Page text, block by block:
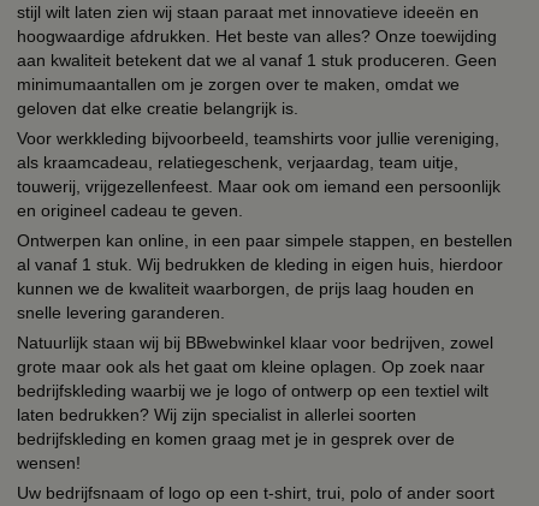
stijl wilt laten zien wij staan paraat met innovatieve ideeën en
hoogwaardige afdrukken. Het beste van alles? Onze toewijding
aan kwaliteit betekent dat we al vanaf 1 stuk produceren. Geen
minimumaantallen om je zorgen over te maken, omdat we
geloven dat elke creatie belangrijk is.
Voor werkkleding bijvoorbeeld, teamshirts voor jullie vereniging,
als kraamcadeau, relatiegeschenk, verjaardag, team uitje,
touwerij, vrijgezellenfeest. Maar ook om iemand een persoonlijk
en origineel cadeau te geven.
Ontwerpen kan online, in een paar simpele stappen, en bestellen
al vanaf 1 stuk. Wij bedrukken de kleding in eigen huis, hierdoor
kunnen we de kwaliteit waarborgen, de prijs laag houden en
snelle levering garanderen.
Natuurlijk staan wij bij BBwebwinkel klaar voor bedrijven, zowel
grote maar ook als het gaat om kleine oplagen. Op zoek naar
bedrijfskleding waarbij we je logo of ontwerp op een textiel wilt
laten bedrukken? Wij zijn specialist in allerlei soorten
bedrijfskleding en komen graag met je in gesprek over de
wensen!
Uw bedrijfsnaam of logo op een t-shirt, trui, polo of ander soort